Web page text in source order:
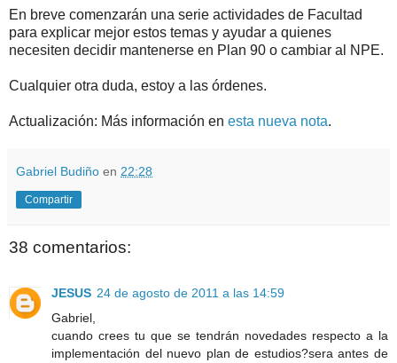
En breve comenzarán una serie actividades de Facultad
para explicar mejor estos temas y ayudar a quienes
necesiten decidir mantenerse en Plan 90 o cambiar al NPE.
Cualquier otra duda, estoy a las órdenes.
Actualización: Más información en esta nueva nota.
Gabriel Budiño en 22:28
Compartir
38 comentarios:
JESUS 24 de agosto de 2011 a las 14:59
Gabriel,
cuando crees tu que se tendrán novedades respecto a la
implementación del nuevo plan de estudios?sera antes de